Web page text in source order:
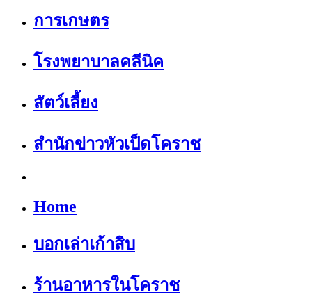
การเกษตร
โรงพยาบาลคลีนิค
สัตว์เลี้ยง
สำนักข่าวหัวเป็ดโคราช
Home
บอกเล่าเก้าสิบ
ร้านอาหารในโคราช